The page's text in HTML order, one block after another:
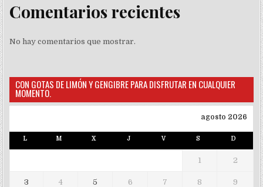
Comentarios recientes
No hay comentarios que mostrar.
CON GOTAS DE LIMÓN Y GENGIBRE PARA DISFRUTAR EN CUALQUIER
MOMENTO.
agosto 2026
L M X J V S D
1 2
3 4 5 6 7 8 9